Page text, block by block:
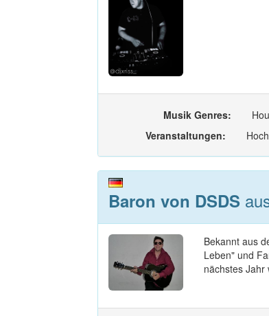
Musik Genres:
Veranstaltungen:
Baron von DSDS
Bekannt aus
Leben" und
nächstes Jahr